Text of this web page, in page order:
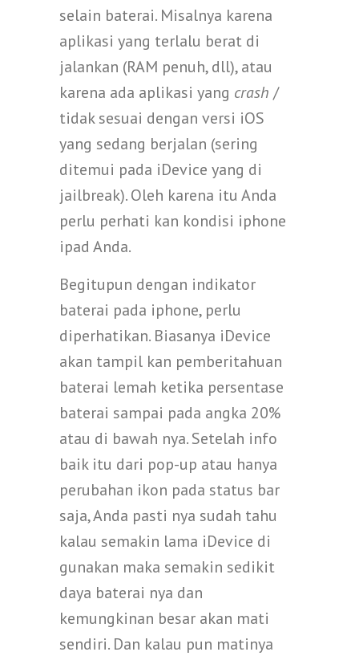
selain baterai. Misalnya karena
aplikasi yang terlalu berat di
jalankan (RAM penuh, dll), atau
karena ada aplikasi yang crash /
tidak sesuai dengan versi iOS
yang sedang berjalan (sering
ditemui pada iDevice yang di
jailbreak). Oleh karena itu Anda
perlu perhati kan kondisi iphone
ipad Anda.
Begitupun dengan indikator
baterai pada iphone, perlu
diperhatikan. Biasanya iDevice
akan tampil kan pemberitahuan
baterai lemah ketika persentase
baterai sampai pada angka 20%
atau di bawah nya. Setelah info
baik itu dari pop-up atau hanya
perubahan ikon pada status bar
saja, Anda pasti nya sudah tahu
kalau semakin lama iDevice di
gunakan maka semakin sedikit
daya baterai nya dan
kemungkinan besar akan mati
sendiri. Dan kalau pun matinya